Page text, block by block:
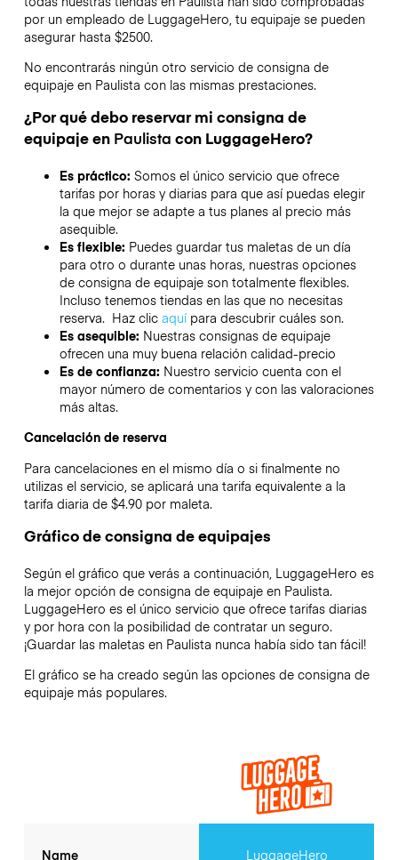
por un empleado de LuggageHero, tu equipaje se pueden
asegurar hasta $2500.
No encontrarás ningún otro servicio de consigna de
equipaje en Paulista con las mismas prestaciones.
¿Por qué debo reservar mi consigna de
equipaje en Paulista con LuggageHero?
Es práctico: Somos el único servicio que ofrece
tarifas por horas y diarias para que así puedas elegir
la que mejor se adapte a tus planes al precio más
asequible.
Es flexible: Puedes guardar tus maletas de un día
para otro o durante unas horas, nuestras opciones
de consigna de equipaje son totalmente flexibles.
Incluso tenemos tiendas en las que no necesitas
reserva. Haz clic aquípara descubrir cuáles son.
Es asequible: Nuestras consignas de equipaje
ofrecen una muy buena relación calidad-precio
Es de confianza: Nuestro servicio cuenta con el
mayor número de comentarios y con las valoraciones
más altas.
Cancelación de reserva
Para cancelaciones en el mismo día o si finalmente no
utilizas el servicio, se aplicará una tarifa equivalente a la
tarifa diaria de $4.90 por maleta.
Gráfico de consigna de equipajes
Según el gráfico que verás a continuación, LuggageHero es
la mejor opción de consigna de equipaje en Paulista.
LuggageHero es el único servicio que ofrece tarifas diarias
y por hora con la posibilidad de contratar un seguro.
¡Guardar las maletas en Paulista nunca había sido tan fácil!
El gráfico se ha creado según las opciones de consigna de
equipaje más populares.
Name LuggageHero